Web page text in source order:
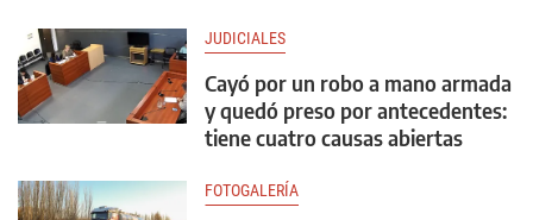
JUDICIALES
Cayó por un robo a mano armada
y quedó preso por antecedentes:
tiene cuatro causas abiertas
FOTOGALERÍA